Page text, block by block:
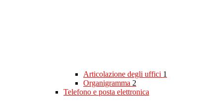
Articolazione degli uffici 1
Organigramma 2
Telefono e posta elettronica